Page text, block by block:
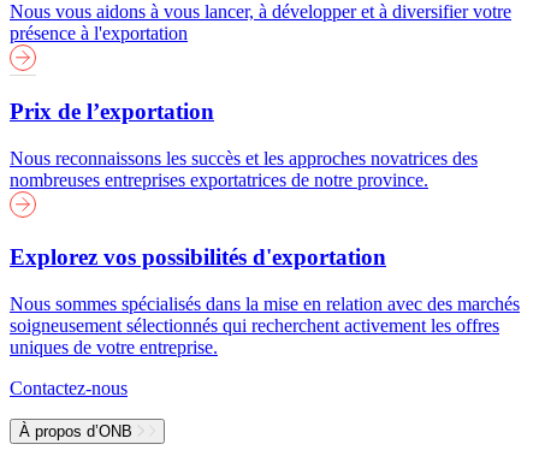
Nous vous aidons à vous lancer, à développer et à diversifier votre
présence à l'exportation
Prix de l’exportation
Nous reconnaissons les succès et les approches novatrices des
nombreuses entreprises exportatrices de notre province.
Explorez vos possibilités d'exportation
Nous sommes spécialisés dans la mise en relation avec des marchés
soigneusement sélectionnés qui recherchent activement les offres
uniques de votre entreprise.
Contactez-nous
À propos d’ONB